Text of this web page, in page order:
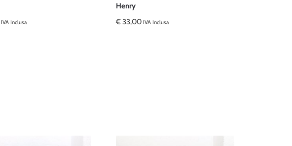
IVA Inclusa
Henry
€33,00 IVA Inclusa